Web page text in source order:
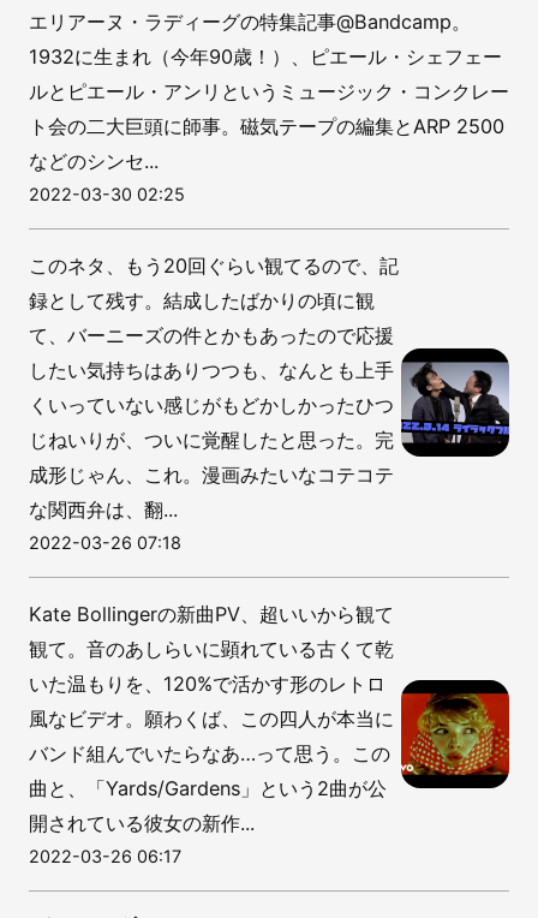
エリアーヌ・ラディーグの特集記事@Bandcamp。
1932に生まれ（今年90歳！）、ピエール・シェフェー
ルとピエール・アンリというミュージック・コンクレー
ト会の二大巨頭に師事。磁気テープの編集とARP 2500
などのシンセ...
2022-03-30 02:25
このネタ、もう20回ぐらい観てるので、記
録として残す。結成したばかりの頃に観
て、バーニーズの件とかもあったので応援
したい気持ちはありつつも、なんとも上手
くいっていない感じがもどかしかったひつ
じねいりが、ついに覚醒したと思った。完
成形じゃん、これ。漫画みたいなコテコテ
な関西弁は、翻...
2022-03-26 07:18
Kate Bollingerの新曲PV、超いいから観て
観て。音のあしらいに顕れている古くて乾
いた温もりを、120%で活かす形のレトロ
風なビデオ。願わくば、この四人が本当に
バンド組んでいたらなあ…って思う。この
曲と、「Yards/Gardens」という2曲が公
開されている彼女の新作...
2022-03-26 06:17